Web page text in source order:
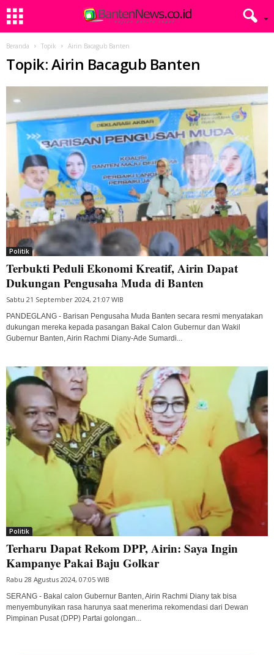
Beranda Topik Airin Bacagub Banten
Topik: Airin Bacagub Banten
Politik
Terbukti Peduli Ekonomi Kreatif, Airin Dapat
Dukungan Pengusaha Muda di Banten
Sabtu 21 September 2024, 21:07 WIB
PANDEGLANG - Barisan Pengusaha Muda Banten secara resmi menyatakan
dukungan mereka kepada pasangan Bakal Calon Gubernur dan Wakil
Gubernur Banten, Airin Rachmi Diany-Ade Sumardi...
Politik
Terharu Dapat Rekom DPP, Airin: Saya Ingin
Kampanye Pakai Baju Golkar
Rabu 28 Agustus 2024, 07:05 WIB
SERANG - Bakal calon Gubernur Banten, Airin Rachmi Diany tak bisa
menyembunyikan rasa harunya saat menerima rekomendasi dari Dewan
Pimpinan Pusat (DPP) Partai golongan...